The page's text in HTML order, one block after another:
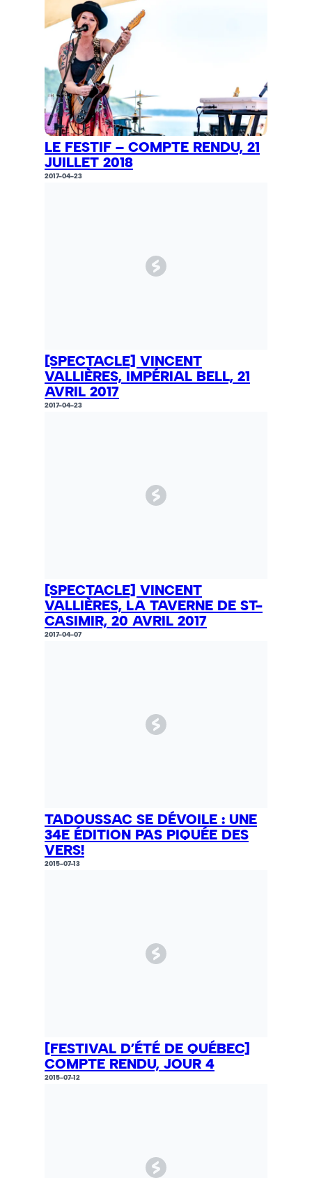
LE FESTIF – COMPTE RENDU, 21
JUILLET 2018
2017-04-23
[SPECTACLE] VINCENT
VALLIÈRES, IMPÉRIAL BELL, 21
AVRIL 2017
2017-04-23
[SPECTACLE] VINCENT
VALLIÈRES, LA TAVERNE DE ST-
CASIMIR, 20 AVRIL 2017
2017-04-07
TADOUSSAC SE DÉVOILE : UNE
34E ÉDITION PAS PIQUÉE DES
VERS!
2015-07-13
[FESTIVAL D’ÉTÉ DE QUÉBEC]
COMPTE RENDU, JOUR 4
2015-07-12